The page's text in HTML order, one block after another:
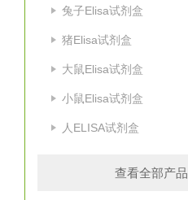
兔子Elisa试剂盒
猪Elisa试剂盒
大鼠Elisa试剂盒
小鼠Elisa试剂盒
人ELISA试剂盒
查看全部产品